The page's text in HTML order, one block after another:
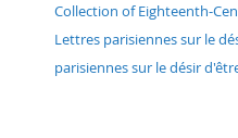
Collection of Eighteenth-
Lettres parisiennes sur le
parisiennes sur le désir